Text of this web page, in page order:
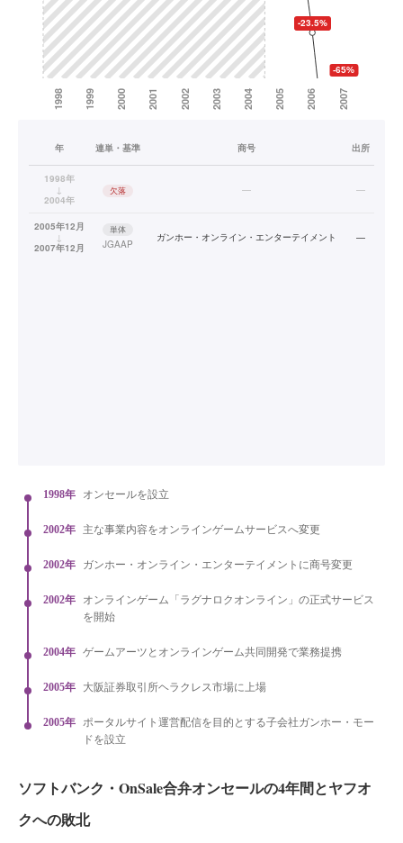
年 連単・基準 商号 出所
1998年
↓
2004年
欠落 — —
2005年12月
↓
2007年12月
単体
JGAAP
ガンホー・オンライン・エンターテイメント —
1998年 オンセールを設立
2002年 主な事業内容をオンラインゲームサービスへ変更
2002年 ガンホー・オンライン・エンターテイメントに商号変更
2002年
オンラインゲーム「ラグナロクオンライン」の正式サービス
を開始
2004年 ゲームアーツとオンラインゲーム共同開発で業務提携
2005年 大阪証券取引所ヘラクレス市場に上場
2005年 ポータルサイト運営配信を目的とする子会社ガンホー・モー
ドを設立
ソフトバンク・OnSale合弁オンセールの4年間とヤフオ
クへの敗北